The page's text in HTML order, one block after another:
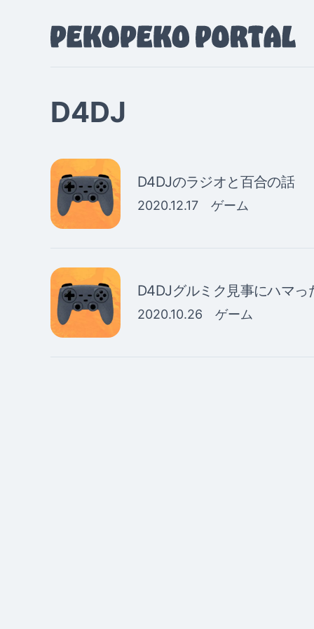
D4DJ
D4DJのラジオと百合の話
2020.12.17 ゲーム
D4DJグルミク見事にハマっ
2020.10.26 ゲーム